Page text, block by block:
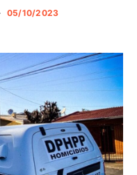
05/10/2023